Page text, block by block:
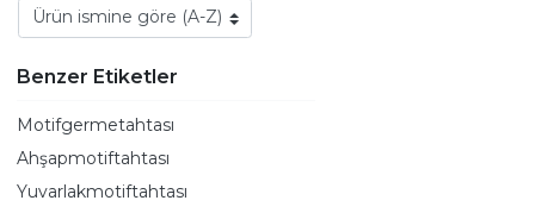
Benzer Etiketler
Motifgermetahtası
Ahşapmotiftahtası
Yuvarlakmotiftahtası